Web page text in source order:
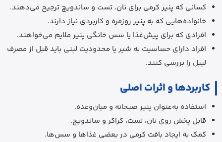
کسانی که پنیر کرمی برای نان، تست و ساندویچ ترجیح می‌دهند.
خانواده‌هایی که به پنیر روزمره و کاربردی نیاز دارند.
افرادی که برای پیش‌غذا یا سس خانگی پنیر ملایم می‌خواهند.
افراد دارای حساسیت به شیر یا محدودیت لبنی باید قبل از مصرف
لیبل را بررسی کنند.
کاربردها و اثرات اصلی
استفاده به‌عنوان پنیر صبحانه و میان‌وعده.
قابل پخش روی نان، تست، کراکر و ساندویچ.
کمک به ایجاد بافت کرمی در بعضی غذاها و سس‌ها.